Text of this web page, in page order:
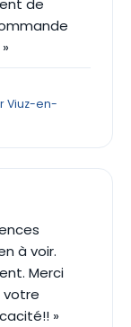
de
Viuz-en-
à voir.
Merci
votre
»